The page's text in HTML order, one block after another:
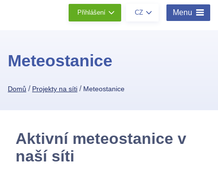
Přihlášení CZ Menu
Meteostanice
Domů / Projekty na síti / Meteostanice
Aktivní meteostanice v
naší síti